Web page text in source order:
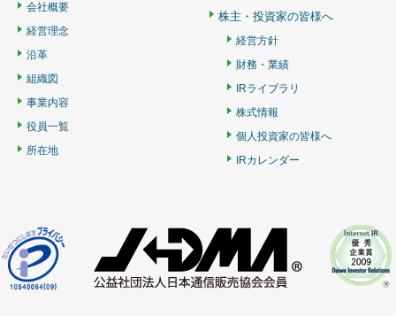
会社概要
経営理念
沿革
組織図
事業内容
役員一覧
所在地
株主・投資家の皆様へ
経営方針
財務・業績
IRライブラリ
株式情報
個人投資家の皆様へ
IRカレンダー